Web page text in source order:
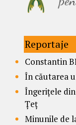
Reportaje
Constantin
În căutarea
Îngerițele
Țeț
Minunile de